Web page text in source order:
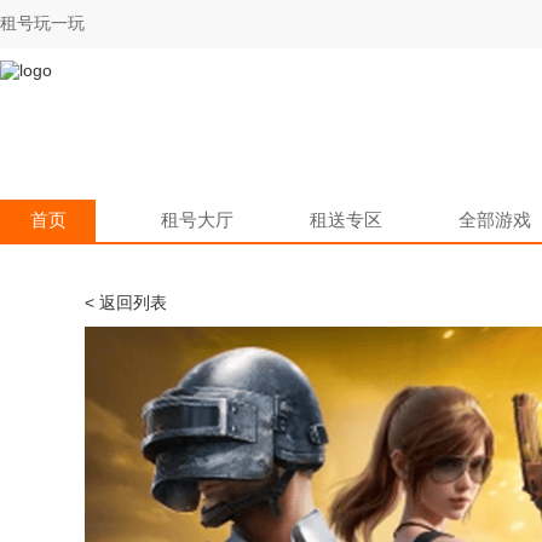
租号玩一玩
首页 租号大厅 租送专区 全部游戏
< 返回列表